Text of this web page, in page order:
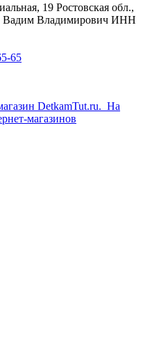
19 Ростовская обл.,
Вадим Владимирович ИНН
65
DetkamTut.ru. На
магазинов